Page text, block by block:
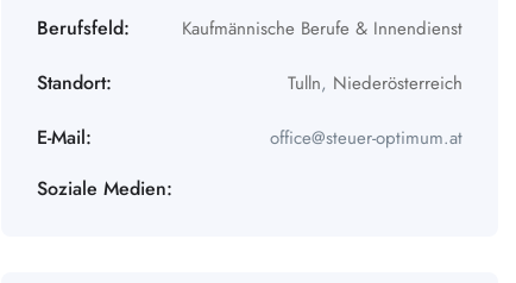
Berufsfeld: Kaufmännische Berufe & Innendienst
Standort: Tulln, Niederösterreich
E-Mail: office@steuer-optimum.at
Soziale Medien: